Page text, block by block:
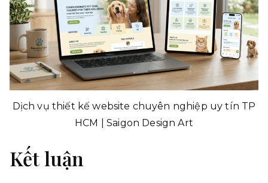
Dịch vụ thiết kế website chuyên nghiệp uy tín TP
HCM | Saigon Design Art
Kết luận